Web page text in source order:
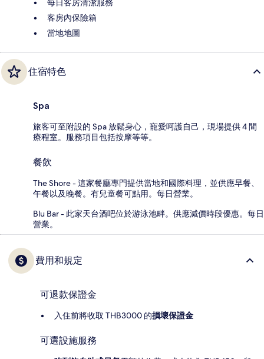
每日客房清潔服務
客房內保險箱
當地地圖
住宿特色
Spa
旅客可至附設的 Spa 放鬆身心，寵愛呵護自己，現場提供 4 間
療程室。服務項目包括按摩等等。
餐飲
The Shore - 這家餐廳專門提供當地和國際料理，並供應早餐、
午餐以及晚餐。有兒童餐可點用。每日營業。
Blu Bar - 此家天台酒吧位於游泳池畔。供應減價時段優惠。每日
營業。
費用和規定
可退款保證金
入住前將收取 THB3000 的損壞保證金
可選設施服務